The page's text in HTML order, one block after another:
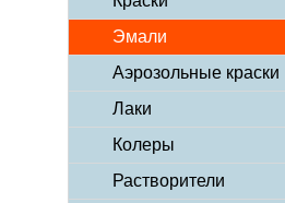
Эмали
Аэрозольные краски
Лаки
Колеры
Растворители